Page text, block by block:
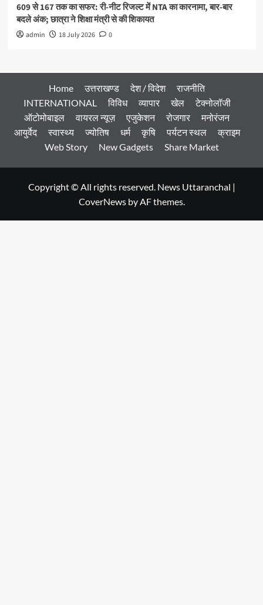
609 से 167 तक का सफर: री-नीट रिजल्ट में NTA का कारनामा, बार-बार
बदले अंक; छात्रा ने शिक्षा मंत्री से की शिकायत
admin 18 July 2026 0
Home उत्तराखण्ड देश / विदेश
राजनीति
INTERNATIONAL
विविध व्यापार खेल
टेक्नोलॉजी
ऑटोमोबाइल
वायरल न्यूज़ एजुकेशन रोजगार
मनोरंजन
आयुर्वेद
स्वास्थ्य ज्योतिष धर्म कृषि पर्यटन स्थल
क्राइम
Web Story
New Gadgets Share Market
Copyright © All rights reserved. News Uttaranchal |
CoverNewsby AF themes.